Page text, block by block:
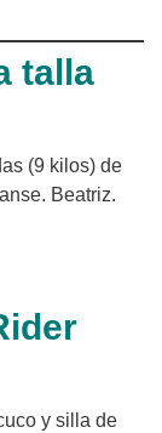
talla
(9 kilos) de
Beatriz.
y silla de